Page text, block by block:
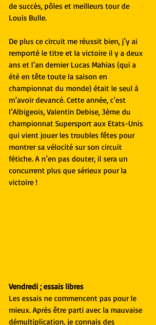
de succès, pôles et meilleurs tour de
Louis Bulle.
De plus ce circuit me réussit bien, j’y ai
remporté le titre et la victoire il y a deux
ans et l’an dernier Lucas Mahias (qui a
été en tête toute la saison en
championnat du monde) était le seul à
m’avoir devancé. Cette année, c’est
l’Albigeois, Valentin Debise, 3ème du
championnat Supersport aux Etats-Unis
qui vient jouer les troubles fêtes pour
montrer sa vélocité sur son circuit
fétiche. A n’en pas douter, il sera un
concurrent plus que sérieux pour la
victoire !
Vendredi ; essais libres
Les essais ne commencent pas pour le
mieux. Après être parti avec la mauvaise
démultiplication, je connais des